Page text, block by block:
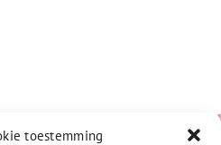
toestemming